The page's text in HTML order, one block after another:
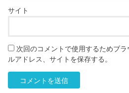
サイト
次回のコメントで使用するためブ
ルアドレス、サイトを保存する。